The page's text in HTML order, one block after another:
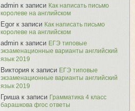
admin к записи Как написать письмо
королеве на английском
Egor к записи Как написать письмо
королеве на английском
admin к записи ЕГЭ типовые
экзаменационные варианты английский
язык 2019
Виктория к записи ЕГЭ типовые
экзаменационные варианты английский
язык 2019
Гришак записи Грамматика 4 класс
барашкова фгос ответы